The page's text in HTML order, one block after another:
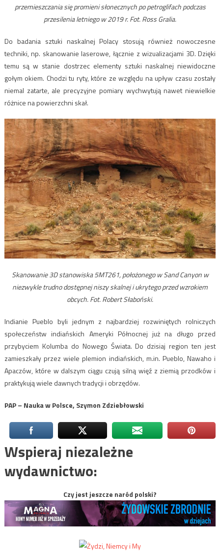
przemieszczania się promieni słonecznych po petroglifach podczas
przesilenia letniego w 2019 r. Fot. Ross Gralia.
Do badania sztuki naskalnej Polacy stosują również nowoczesne
techniki, np. skanowanie laserowe, łącznie z wizualizacjami 3D. Dzięki
temu są w stanie dostrzec elementy sztuki naskalnej niewidoczne
gołym okiem. Chodzi tu ryty, które ze względu na upływ czasu zostały
niemal zatarte, ale precyzyjne pomiary wychwytują nawet niewielkie
różnice na powierzchni skał.
Skanowanie 3D stanowiska 5MT261, położonego w Sand Canyon w
niezwykle trudno dostępnej niszy skalnej i ukrytego przed wzrokiem
obcych. Fot. Robert Słaboński.
Indianie Pueblo byli jednym z najbardziej rozwiniętych rolniczych
społeczeństw indiańskich Ameryki Północnej już na długo przed
przybyciem Kolumba do Nowego Świata. Do dzisiaj region ten jest
zamieszkały przez wiele plemion indiańskich, m.in. Pueblo, Nawaho i
Apaczów, które w dalszym ciągu czują silną więź z ziemią przodków i
praktykują wiele dawnych tradycji i obrzędów.
PAP – Nauka w Polsce, Szymon Zdziebłowski
Wspieraj niezależne
wydawnictwo:
Czy jest jeszcze naród polski?